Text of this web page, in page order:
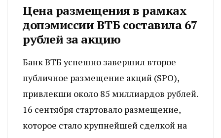
Цена размещения в рамках
допэмиссии ВТБ составила 67
рублей за акцию
Банк ВТБ успешно завершил второе
публичное размещение акций (SPO),
привлекши около 85 миллиардов рублей.
16 сентября стартовало размещение,
которое стало крупнейшей сделкой на